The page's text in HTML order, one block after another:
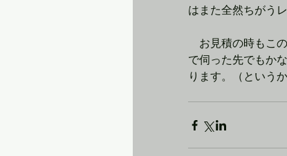
はまた全然ちがう
お見積の時もこの
で伺った先でもか
ります。（という